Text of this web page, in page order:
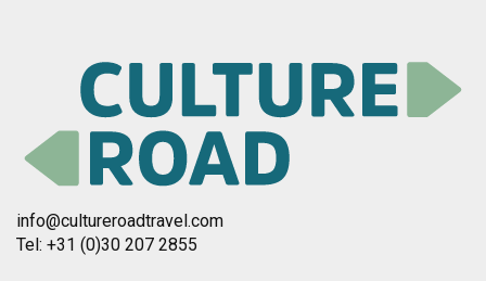
info@cultureroadtravel.com
Tel: +31 (0)30 207 2855